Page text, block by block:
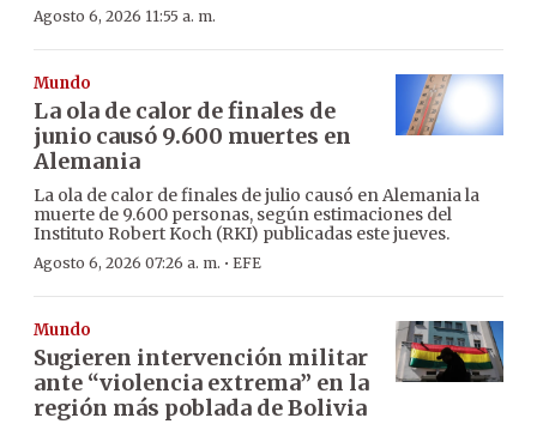
Agosto 6, 2026 11:55 a. m.
Mundo
La ola de calor de finales de
junio causó 9.600 muertes en
Alemania
La ola de calor de finales de julio causó en Alemania la
muerte de 9.600 personas, según estimaciones del
Instituto Robert Koch (RKI) publicadas este jueves.
Agosto 6, 2026 07:26 a. m. · EFE
Mundo
Sugieren intervención militar
ante “violencia extrema” en la
región más poblada de Bolivia